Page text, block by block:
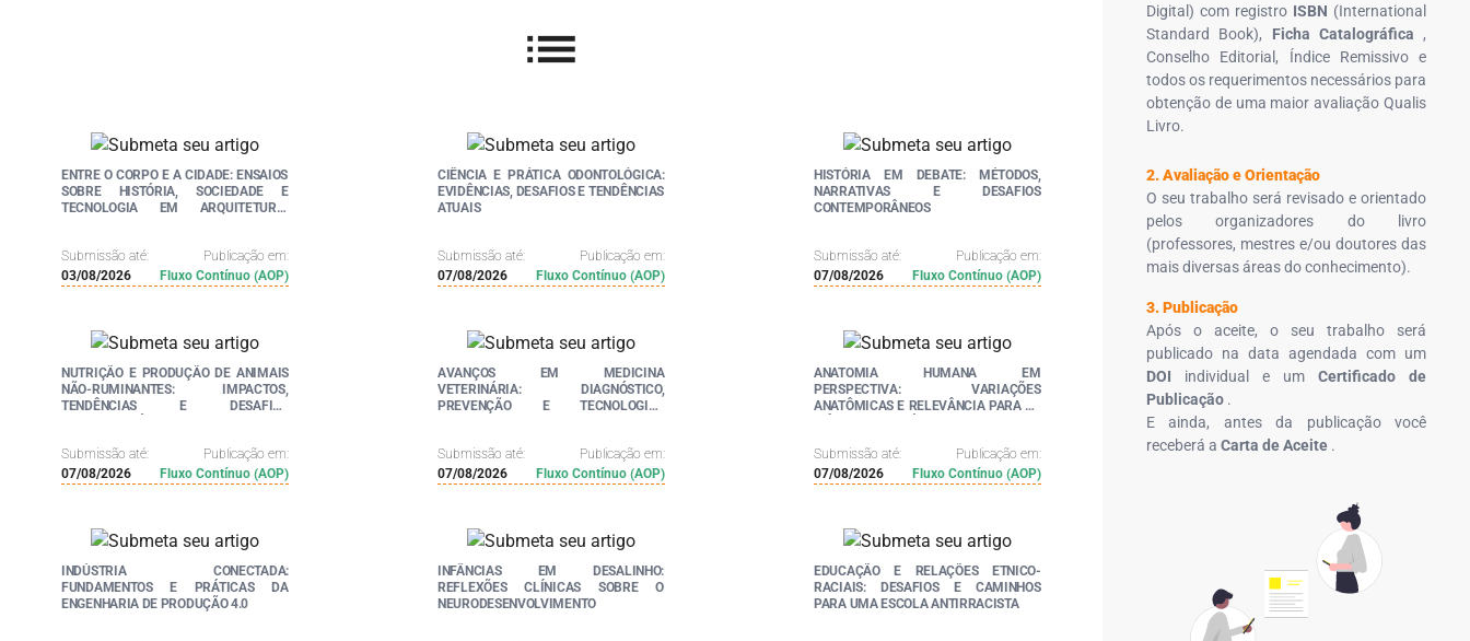
list
ENTRE O CORPO E A CIDADE: ENSAIOS
SOBRE HISTÓRIA, SOCIEDADE E
TECNOLOGIA EM ARQUITETURA,
Submissão até:
Publicação em:
03/08/2026
Fluxo Contínuo (AOP)
CIÊNCIA E PRÁTICA ODONTOLÓGICA:
EVIDÊNCIAS, DESAFIOS E TENDÊNCIAS
ATUAIS
Submissão até:
Publicação em:
07/08/2026
Fluxo Contínuo (AOP)
HISTÓRIA EM DEBATE: MÉTODOS,
NARRATIVAS E DESAFIOS
CONTEMPORÂNEOS
Submissão até:
Publicação em:
07/08/2026
Fluxo Contínuo (AOP)
NUTRIÇÃO E PRODUÇÃO DE ANIMAIS
NÃO-RUMINANTES: IMPACTOS,
TENDÊNCIAS E DESAFIOS
Submissão até:
Publicação em:
07/08/2026
Fluxo Contínuo (AOP)
AVANÇOS EM MEDICINA
VETERINÁRIA: DIAGNÓSTICO,
PREVENÇÃO E TECNOLOGIAS
Submissão até:
Publicação em:
07/08/2026
Fluxo Contínuo (AOP)
ANATOMIA HUMANA EM
PERSPECTIVA: VARIAÇÕES
ANATÔMICAS E RELEVÂNCIA PARA AS
Submissão até:
Publicação em:
07/08/2026
Fluxo Contínuo (AOP)
INDÚSTRIA CONECTADA:
FUNDAMENTOS E PRÁTICAS DA
ENGENHARIA DE PRODUÇÃO 4.0
INFÂNCIAS EM DESALINHO:
REFLEXÕES CLÍNICAS SOBRE O
NEURODESENVOLVIMENTO
EDUCAÇÃO E RELAÇÕES ETNICO-
RACIAIS: DESAFIOS E CAMINHOS
PARA UMA ESCOLA ANTIRRACISTA
Digital) com registro ISBN (International
Standard Book), Ficha Catalográfica ,
Conselho Editorial, Índice Remissivo e
todos os requerimentos necessários para
obtenção de uma maior avaliação Qualis
Livro.
2. Avaliação e Orientação
O seu trabalho será revisado e orientado
pelos organizadores do livro
(professores, mestres e/ou doutores das
mais diversas áreas do conhecimento).
3. Publicação
Após o aceite, o seu trabalho será
publicado na data agendada com um
DOI individual e um Certificado de
Publicação .
E ainda, antes da publicação você
receberá a Carta de Aceite .